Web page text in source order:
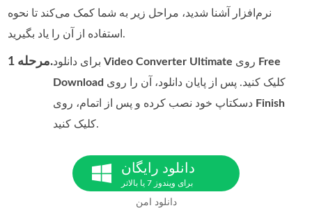
نرم‌افزار آشنا شدید، مراحل زیر به شما کمک می‌کند تا نحوه
استفاده از آن را یاد بگیرید.
مرحله 1. برای دانلودVideo Converter Ultimate
Free
Download
Finish
کلیک کنید.
دانلود رایگان
برای ویندوز 7 یا بالاتر
دانلود امن